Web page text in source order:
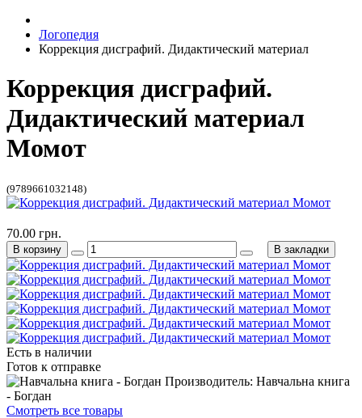
Логопедия
Коррекция дисграфий. Дидактический материал
Коррекция дисграфий.
Дидактический материал
Момот
(9789661032148)
Есть в наличии
Готов к отправке
Производитель: Навчальна книга
- Богдан
Смотреть все товары
70.00 грн.
В корзину В закладки